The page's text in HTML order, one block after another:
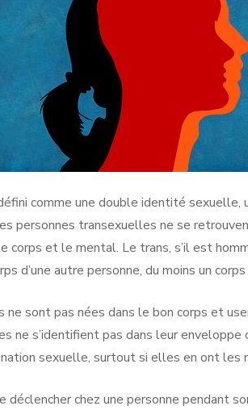
comme une double identité sexuelle,
personnes transexuelles ne se
corps et le mental. Le trans, s’il est
d’une autre personne, du moins un
ne sont pas nées dans le bon corps et
ne s’identifient pas dans leur
sexuelle, surtout si elles en ont les
déclencher chez une personne pendant